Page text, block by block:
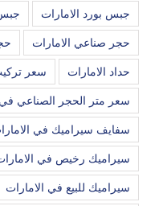
جبس بورد الامارات جبس
حجر صناعي الامارات
حداد الامارات سعر
سعر متر الحجر الصناعي في
سفايف سيراميك في
سيراميك رخيص في
سيراميك للبيع في الامارات